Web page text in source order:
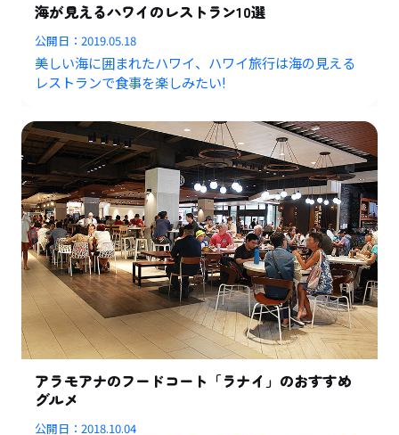
海が見えるハワイのレストラン10選
公開日：2019.05.18
美しい海に囲まれたハワイ、ハワイ旅行は海の見える
レストランで食事を楽しみたい!
アラモアナのフードコート「ラナイ」のおすすめ
グルメ
公開日：2018.10.04